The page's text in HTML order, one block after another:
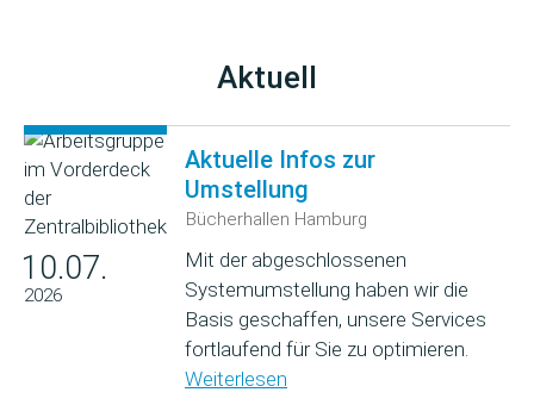
Aktuell
10.07.
2026
Aktuelle Infos zur
Umstellung
Bücherhallen Hamburg
Mit der abgeschlossenen
Systemumstellung haben wir die
Basis geschaffen, unsere Services
fortlaufend für Sie zu optimieren.
Weiterlesen